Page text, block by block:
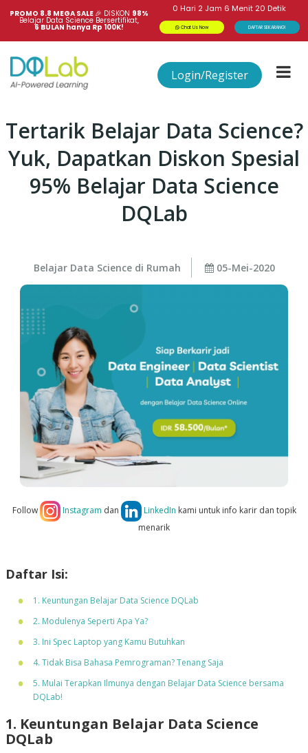
PROMO 8.8 MEGA SALE 🎉 DISKON 98%
Belajar Data Science Bersertifikat,
6 BULAN hanya Rp 100K!
0 Hari 2 Jam 6 Menit 20 Detik
Chat Us Now DAFTAR SEKARANG!
Login/Register
Tertarik Belajar Data Science?
Yuk, Dapatkan Diskon Spesial
95% Belajar Data Science
DQLab
Belajar Data Science di Rumah 05-Mei-2020
Follow Instagram dan LinkedIn kami untuk info karir dan topik
menarik
Daftar Isi:
1. Keuntungan Belajar Data Science DQLab
2. Modulenya Seperti Apa Ya?
3. Ini Spec Laptop yang Kamu Butuhkan
4. Tidak Bisa Bahasa Pemrograman? Tenang Saja
5. Mulai Terapkan Ilmunya dengan Belajar Data Science bersama
DQLab!
1. Keuntungan Belajar Data Science
DQLab